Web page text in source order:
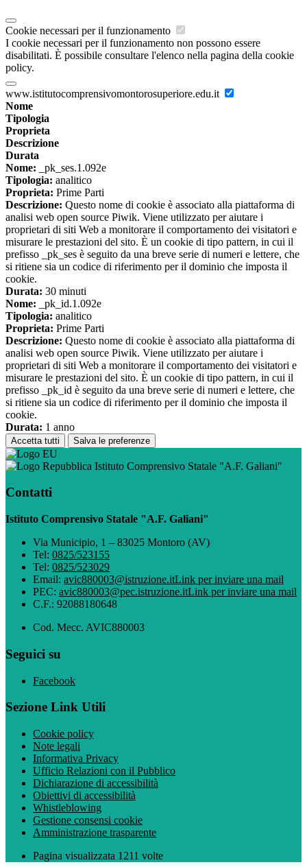
Cookie necessari per il funzionamento
I cookie necessari per il funzionamento non possono essere
disabilitati. È possibile consultare l'elenco nella pagina della cookie
policy.
www.istitutocomprensivomontorosuperiore.edu.it
Nome
Tipologia
Proprieta
Descrizione
Durata
Nome: _pk_ses.1.092e
Tipologia: analitico
Proprieta: Prime Parti
Descrizione: Questo nome di cookie è associato alla piattaforma di
analisi web open source Piwik. Viene utilizzato per aiutare i
proprietari di siti Web a monitorare il comportamento dei visitatori e
misurare le prestazioni del sito. È un cookie di tipo pattern, in cui il
prefisso _pk_ses è seguito da una breve serie di numeri e lettere, che
si ritiene sia un codice di riferimento per il dominio che imposta il
cookie.
Durata: 30 minuti
Nome: _pk_id.1.092e
Tipologia: analitico
Proprieta: Prime Parti
Descrizione: Questo nome di cookie è associato alla piattaforma di
analisi web open source Piwik. Viene utilizzato per aiutare i
proprietari di siti Web a monitorare il comportamento dei visitatori e
misurare le prestazioni del sito. È un cookie di tipo pattern, in cui il
prefisso _pk_id è seguito da una breve serie di numeri e lettere, che
si ritiene sia un codice di riferimento per il dominio che imposta il
cookie.
Durata: 1 anno
Accetta tutti Salva le preferenze
Istituto Comprensivo Statale "A.F. Galiani"
Contatti
Istituto Comprensivo Statale "A.F. Galiani"
Via Municipio, 1 – 83025 Montoro (AV)
Tel: 0825/523155
Tel: 0825/523029
Email: avic880003@istruzione.itLink per inviare una mail
PEC: avic880003@pec.istruzione.itLink per inviare una mail
C.F.: 92088180648
Cod. Mecc. AVIC880003
Seguici su
Facebook
Sezione Link Utili
Cookie policy
Note legali
Informativa Privacy
Ufficio Relazioni con il Pubblico
Dichiarazione di accessibilità
Obiettivi di accessibilità
Whistleblowing
Gestione consensi cookie
Amministrazione trasparente
Pagina visualizzata 1211 volte